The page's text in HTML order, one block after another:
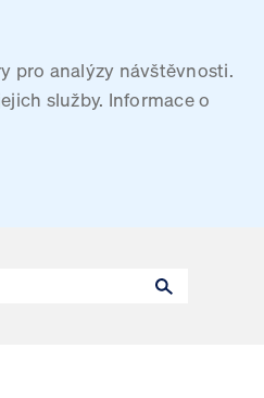
pro analýzy návštěvnosti.
služby. Informace o